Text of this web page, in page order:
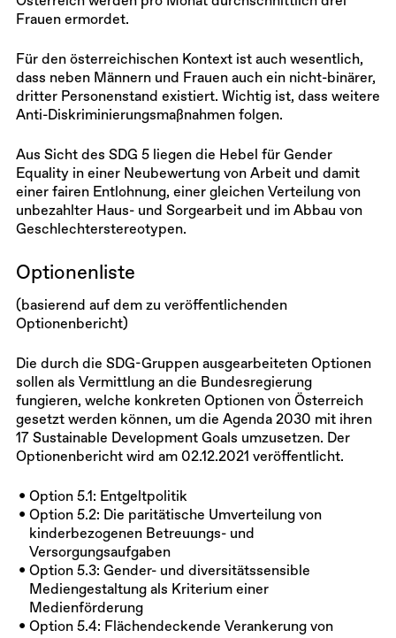
Frauen ermordet.
Für den österreichischen Kontext ist auch wesentlich,
dass neben Männern und Frauen auch ein nicht-binärer,
dritter Personenstand existiert. Wichtig ist, dass weitere
Anti-Diskriminierungsmaßnahmen folgen.
Aus Sicht des SDG 5 liegen die Hebel für Gender
Equality in einer Neubewertung von Arbeit und damit
einer fairen Entlohnung, einer gleichen Verteilung von
unbezahlter Haus- und Sorgearbeit und im Abbau von
Geschlechterstereotypen.
Optionenliste
(basierend auf dem zu veröffentlichenden
Optionenbericht)
Die durch die SDG-Gruppen ausgearbeiteten Optionen
sollen als Vermittlung an die Bundesregierung
fungieren, welche konkreten Optionen von Österreich
gesetzt werden können, um die Agenda 2030 mit ihren
17 Sustainable Development Goals umzusetzen. Der
Optionenbericht wird am 02.12.2021 veröffentlicht.
Option 5.1: Entgeltpolitik
Option 5.2: Die paritätische Umverteilung von
kinderbezogenen Betreuungs- und
Versorgungsaufgaben
Option 5.3: Gender- und diversitätssensible
Mediengestaltung als Kriterium einer
Medienförderung
Option 5.4: Flächendeckende Verankerung von